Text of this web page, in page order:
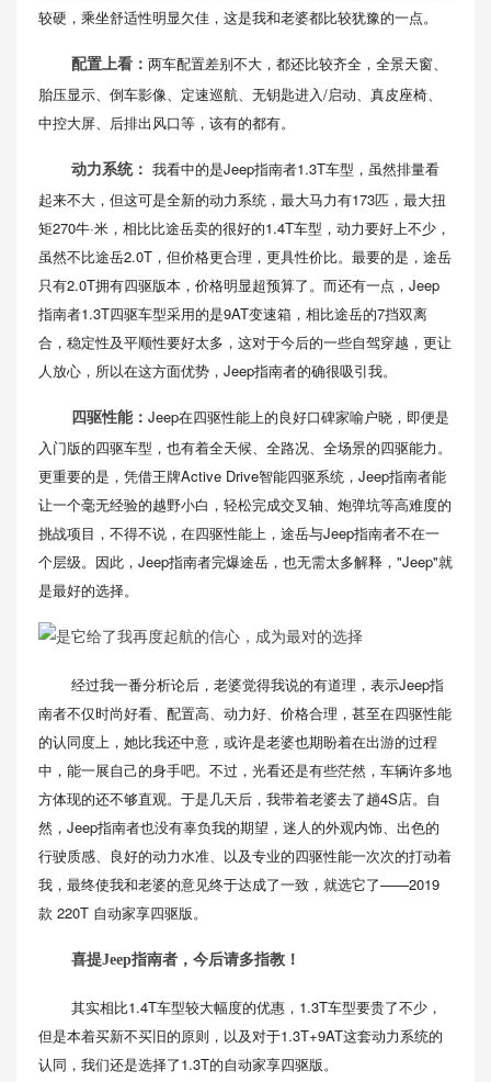
较硬，乘坐舒适性明显欠佳，这是我和老婆都比较犹豫的一点。
配置上看： 两车配置差别不大，都还比较齐全，全景天窗、
胎压显示、倒车影像、定速巡航、无钥匙进入/启动、真皮座椅、
中控大屏、后排出风口等，该有的都有。
动力系统： 我看中的是Jeep指南者1.3T车型，虽然排量看
起来不大，但这可是全新的动力系统，最大马力有173匹，最大扭
矩270牛·米，相比比途岳卖的很好的1.4T车型，动力要好上不少，
虽然不比途岳2.0T，但价格更合理，更具性价比。最要的是，途岳
只有2.0T拥有四驱版本，价格明显超预算了。而还有一点，Jeep
指南者1.3T四驱车型采用的是9AT变速箱，相比途岳的7挡双离
合，稳定性及平顺性要好太多，这对于今后的一些自驾穿越，更让
人放心，所以在这方面优势，Jeep指南者的确很吸引我。
四驱性能： Jeep在四驱性能上的良好口碑家喻户晓，即便是
入门版的四驱车型，也有着全天候、全路况、全场景的四驱能力。
更重要的是，凭借王牌Active Drive智能四驱系统，Jeep指南者能
让一个毫无经验的越野小白，轻松完成交叉轴、炮弹坑等高难度的
挑战项目，不得不说，在四驱性能上，途岳与Jeep指南者不在一
个层级。因此，Jeep指南者完爆途岳，也无需太多解释，"Jeep"就
是最好的选择。
经过我一番分析论后，老婆觉得我说的有道理，表示Jeep指
南者不仅时尚好看、配置高、动力好、价格合理，甚至在四驱性能
的认同度上，她比我还中意，或许是老婆也期盼着在出游的过程
中，能一展自己的身手吧。不过，光看还是有些茫然，车辆许多地
方体现的还不够直观。于是几天后，我带着老婆去了趟4S店。自
然，Jeep指南者也没有辜负我的期望，迷人的外观内饰、出色的
行驶质感、良好的动力水准、以及专业的四驱性能一次次的打动着
我，最终使我和老婆的意见终于达成了一致，就选它了——2019
款 220T 自动家享四驱版。
喜提Jeep指南者，今后请多指教！
其实相比1.4T车型较大幅度的优惠，1.3T车型要贵了不少，
但是本着买新不买旧的原则，以及对于1.3T+9AT这套动力系统的
认同，我们还是选择了1.3T的自动家享四驱版。